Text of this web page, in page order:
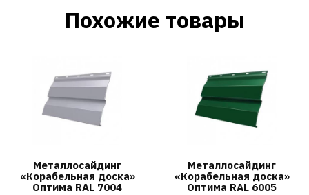
Похожие товары
Металлосайдинг
«Корабельная доска»
Оптима RAL 7004
Металлосайдинг
«Корабельная доска»
Оптима RAL 6005